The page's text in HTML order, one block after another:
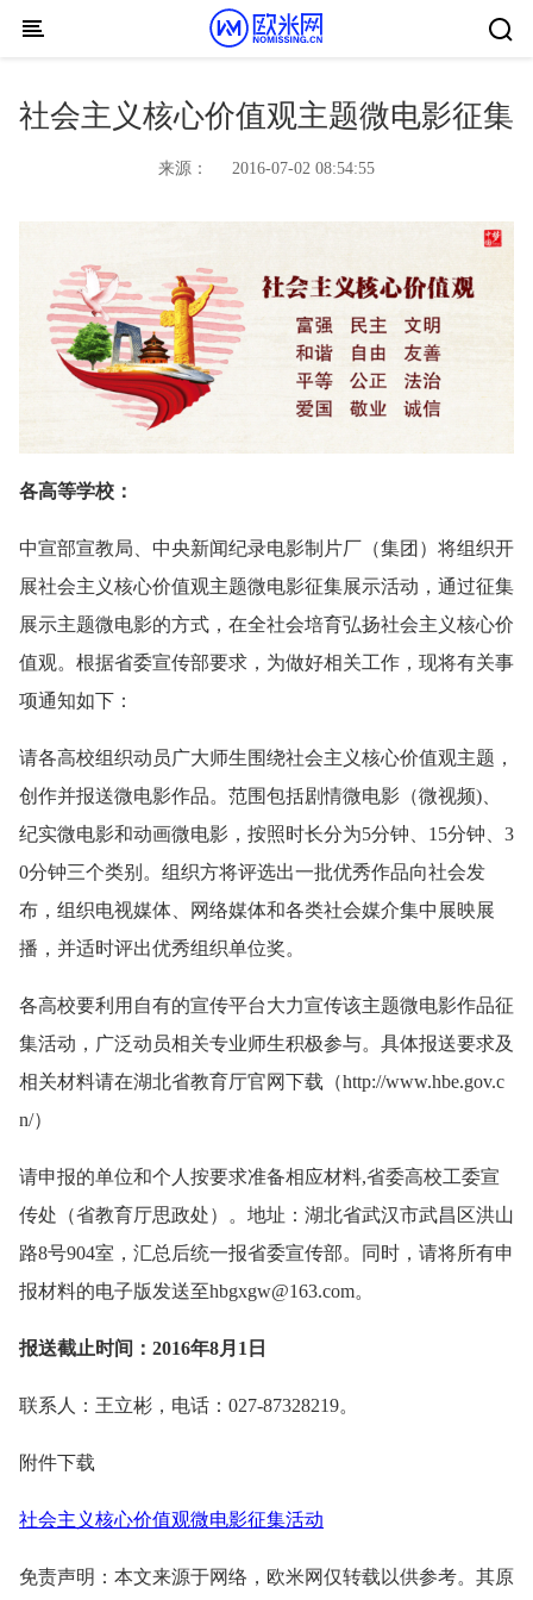
Skip to content
社会主义核心价值观主题微电影征集
来源： 2016-07-02 08:54:55
各高等学校：
中宣部宣教局、中央新闻纪录电影制片厂（集团）将组织开
展社会主义核心价值观主题微电影征集展示活动，通过征集
展示主题微电影的方式，在全社会培育弘扬社会主义核心价
值观。根据省委宣传部要求，为做好相关工作，现将有关事
项通知如下：
请各高校组织动员广大师生围绕社会主义核心价值观主题，
创作并报送微电影作品。范围包括剧情微电影（微视频)、
纪实微电影和动画微电影，按照时长分为5分钟、15分钟、3
0分钟三个类别。组织方将评选出一批优秀作品向社会发
布，组织电视媒体、网络媒体和各类社会媒介集中展映展
播，并适时评出优秀组织单位奖。
各高校要利用自有的宣传平台大力宣传该主题微电影作品征
集活动，广泛动员相关专业师生积极参与。具体报送要求及
相关材料请在湖北省教育厅官网下载（http://www.hbe.gov.c
n/）
请申报的单位和个人按要求准备相应材料,省委高校工委宣
传处（省教育厅思政处）。地址：湖北省武汉市武昌区洪山
路8号904室，汇总后统一报省委宣传部。同时，请将所有申
报材料的电子版发送至hbgxgw@163.com。
报送截止时间：2016年8月1日
联系人：王立彬，电话：027-87328219。
附件下载
社会主义核心价值观微电影征集活动
免责声明：本文来源于网络，欧米网仅转载以供参考。其原